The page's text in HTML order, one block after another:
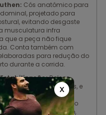
Cós anatômico para
projetado para
evitando desgaste
musculatura infra
que a peça não fique
Conta também com
para redução do
durante a corrida.
Bolsos
localizados, e
oferece maior
Permitem levar consigo
corrida: hidratação,
X